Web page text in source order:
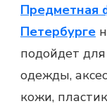
Предметная
Петербурге
подойдет
одежды,
кожи,